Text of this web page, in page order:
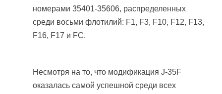
номерами 35401-35606, распределенных
среди восьми флотилий: F1, F3, F10, F12, F13,
F16, F17 и FC.
Несмотря на то, что модификация J-35F
оказалась самой успешной среди всех